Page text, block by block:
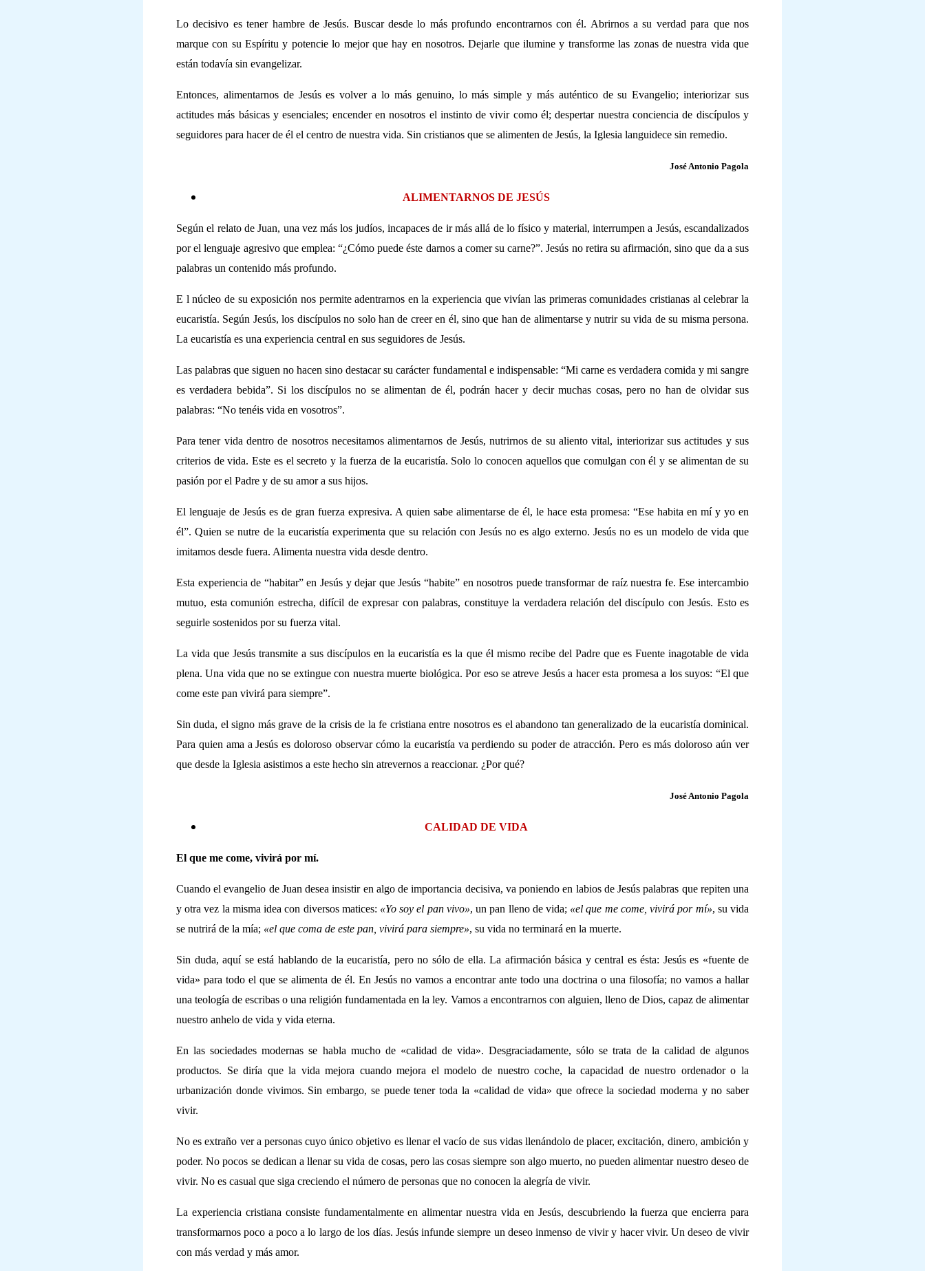
Lo decisivo es tener hambre de Jesús. Buscar desde lo más profundo encontrarnos con él. Abrirnos a su verdad para que nos
marque con su Espíritu y potencie lo mejor que hay en nosotros. Dejarle que ilumine y transforme las zonas de nuestra vida que
están todavía sin evangelizar.
Entonces, alimentarnos de Jesús es volver a lo más genuino, lo más simple y más auténtico de su Evangelio; interiorizar sus
actitudes más básicas y esenciales; encender en nosotros el instinto de vivir como él; despertar nuestra conciencia de discípulos y
seguidores para hacer de él el centro de nuestra vida. Sin cristianos que se alimenten de Jesús, la Iglesia languidece sin remedio.
José Antonio Pagola
ALIMENTARNOS DE JESÚS
Según el relato de Juan, una vez más los judíos, incapaces de ir más allá de lo físico y material, interrumpen a Jesús, escandalizados
por el lenguaje agresivo que emplea: “¿Cómo puede éste darnos a comer su carne?”. Jesús no retira su afirmación, sino que da a sus
palabras un contenido más profundo.
E l núcleo de su exposición nos permite adentrarnos en la experiencia que vivían las primeras comunidades cristianas al celebrar la
eucaristía. Según Jesús, los discípulos no solo han de creer en él, sino que han de alimentarse y nutrir su vida de su misma persona.
La eucaristía es una experiencia central en sus seguidores de Jesús.
Las palabras que siguen no hacen sino destacar su carácter fundamental e indispensable: “Mi carne es verdadera comida y mi sangre
es verdadera bebida”. Si los discípulos no se alimentan de él, podrán hacer y decir muchas cosas, pero no han de olvidar sus
palabras: “No tenéis vida en vosotros”.
Para tener vida dentro de nosotros necesitamos alimentarnos de Jesús, nutrirnos de su aliento vital, interiorizar sus actitudes y sus
criterios de vida. Este es el secreto y la fuerza de la eucaristía. Solo lo conocen aquellos que comulgan con él y se alimentan de su
pasión por el Padre y de su amor a sus hijos.
El lenguaje de Jesús es de gran fuerza expresiva. A quien sabe alimentarse de él, le hace esta promesa: “Ese habita en mí y yo en
él”. Quien se nutre de la eucaristía experimenta que su relación con Jesús no es algo externo. Jesús no es un modelo de vida que
imitamos desde fuera. Alimenta nuestra vida desde dentro.
Esta experiencia de “habitar” en Jesús y dejar que Jesús “habite” en nosotros puede transformar de raíz nuestra fe. Ese intercambio
mutuo, esta comunión estrecha, difícil de expresar con palabras, constituye la verdadera relación del discípulo con Jesús. Esto es
seguirle sostenidos por su fuerza vital.
La vida que Jesús transmite a sus discípulos en la eucaristía es la que él mismo recibe del Padre que es Fuente inagotable de vida
plena. Una vida que no se extingue con nuestra muerte biológica. Por eso se atreve Jesús a hacer esta promesa a los suyos: “El que
come este pan vivirá para siempre”.
Sin duda, el signo más grave de la crisis de la fe cristiana entre nosotros es el abandono tan generalizado de la eucaristía dominical.
Para quien ama a Jesús es doloroso observar cómo la eucaristía va perdiendo su poder de atracción. Pero es más doloroso aún ver
que desde la Iglesia asistimos a este hecho sin atrevernos a reaccionar. ¿Por qué?
José Antonio Pagola
CALIDAD DE VIDA
El que me come, vivirá por mí.
Cuando el evangelio de Juan desea insistir en algo de importancia decisiva, va poniendo en labios de Jesús palabras que repiten una
y otra vez la misma idea con diversos matices: «Yo soy el pan vivo», un pan lleno de vida; «el que me come, vivirá por mí», su vida
se nutrirá de la mía; «el que coma de este pan, vivirá para siempre», su vida no terminará en la muerte.
Sin duda, aquí se está hablando de la eucaristía, pero no sólo de ella. La afirmación básica y central es ésta: Jesús es «fuente de
vida» para todo el que se alimenta de él. En Jesús no vamos a encontrar ante todo una doctrina o una filosofía; no vamos a hallar
una teología de escribas o una religión fundamentada en la ley. Vamos a encontrarnos con alguien, lleno de Dios, capaz de alimentar
nuestro anhelo de vida y vida eterna.
En las sociedades modernas se habla mucho de «calidad de vida». Desgraciadamente, sólo se trata de la calidad de algunos
productos. Se diría que la vida mejora cuando mejora el modelo de nuestro coche, la capacidad de nuestro ordenador o la
urbanización donde vivimos. Sin embargo, se puede tener toda la «calidad de vida» que ofrece la sociedad moderna y no saber
vivir.
No es extraño ver a personas cuyo único objetivo es llenar el vacío de sus vidas llenándolo de placer, excitación, dinero, ambición y
poder. No pocos se dedican a llenar su vida de cosas, pero las cosas siempre son algo muerto, no pueden alimentar nuestro deseo de
vivir. No es casual que siga creciendo el número de personas que no conocen la alegría de vivir.
La experiencia cristiana consiste fundamentalmente en alimentar nuestra vida en Jesús, descubriendo la fuerza que encierra para
transformarnos poco a poco a lo largo de los días. Jesús infunde siempre un deseo inmenso de vivir y hacer vivir. Un deseo de vivir
con más verdad y más amor.